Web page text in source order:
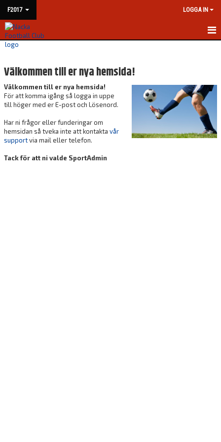
F2017 LOGGA IN
HEM
NYHETER
KALENDER
TRUPPEN
BILDGALLERI
Välkommen till er nya hemsida!
Välkommen till er nya hemsida!
För att komma igång så logga in uppe
till höger med er E-post och Lösenord.
Har ni frågor eller funderingar om
hemsidan så tveka inte att kontakta vår
supportvia mail eller telefon.
Tack för att ni valde SportAdmin